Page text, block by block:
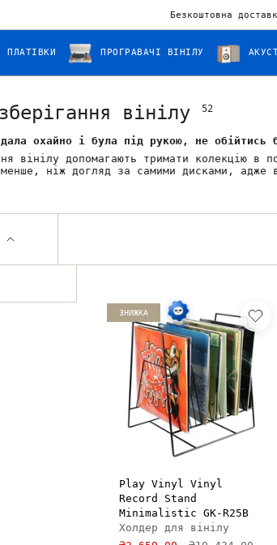
Безкоштовна
ПЛАТІВКИ ПРОГРАВАЧІ ВІНІЛУ
вінілу 52
охайно і була під рукою, не обійтись
вінілу допомагають тримати колекцію в
ніж догляд за самими дисками, адже
ЗНИЖКА
ДОДАТИ В КОШИК
Play Vinyl Vinyl
Record Stand
Minimalistic GK-R25B
Холдер для вінілу